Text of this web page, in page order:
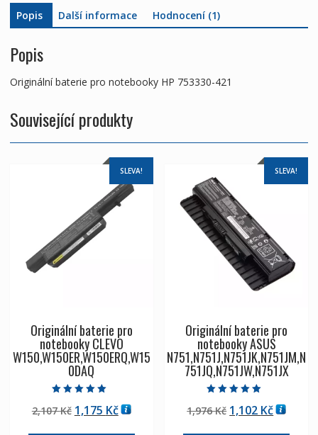
Popis Další informace Hodnocení (1)
Popis
Originální baterie pro notebooky HP 753330-421
Související produkty
SLEVA!
Originální baterie pro
notebooky CLEVO
W150,W150ER,W150ERQ,W15
0DAQ
5.00
z 5
2,107Kč Původní
1,175 KčAktuální
SLEVA!
Originální baterie pro
notebooky ASUS
N751,N751J,N751JK,N751JM,N
751JQ,N751JW,N751JX
5.00
z 5
1,976Kč Původní
1,102 Kč